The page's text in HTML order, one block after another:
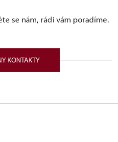
se nám, rádi vám poradíme.
KONTAKTY